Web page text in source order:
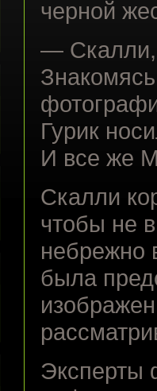
черной
— Скалли,
Гурик
И все же
Скалли
чтобы не
небрежно
была
Эксперты